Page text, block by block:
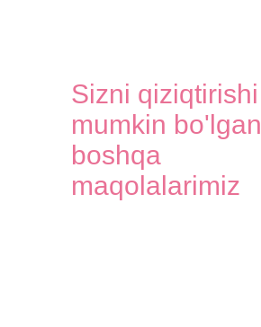
Sizni qiziqtirishi
mumkin bo'lgan
boshqa
maqolalarimiz